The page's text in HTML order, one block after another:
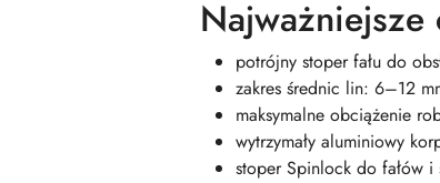
Najważniejsze
potrójny stoper fału do
zakres średnic lin: 6–12
maksymalne obciążenie
wytrzymały aluminiowy
stoper Spinlock do fałów i